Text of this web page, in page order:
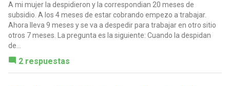
A mi mujer la despidieron y la correspondian 20 meses de
subsidio. A los 4 meses de estar cobrando empezo a trabajar.
Ahora lleva 9 meses y se va a despedir para trabajar en otro sitio
otros 7 meses. La pregunta es la siguiente: Cuando la despidan
de...
2 respuestas